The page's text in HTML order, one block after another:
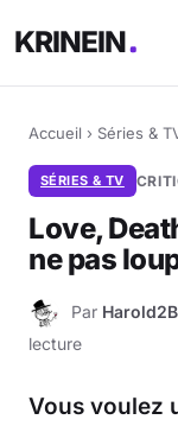
KRINEIN
Accueil › Séries &
SÉRIES & TV
Love,
ne pas
H Par
lecture
Vous voulez